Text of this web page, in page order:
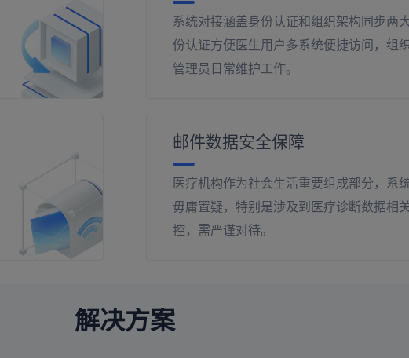
系统对接涵盖身份认证和组织架构同步两
份认证方便医生用户多系统便捷访问，组
管理员日常维护工作。
邮件数据安全保障
医疗机构作为社会生活重要组成部分，系
毋庸置疑，特别是涉及到医疗诊断数据相
控，需严谨对待。
解决方案